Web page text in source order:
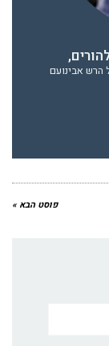
הרש אבינועם
פוסט הבא »